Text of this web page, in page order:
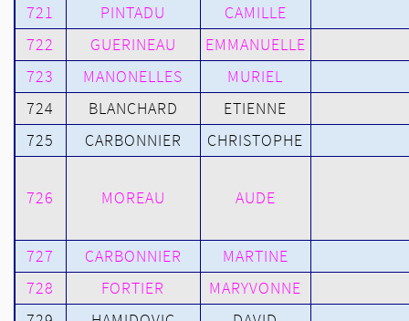
721
PINTADU
CAMILLE
722
GUERINEAU
EMMANUELLE
723
MANONELLES
MURIEL
724
BLANCHARD
ETIENNE
725
CARBONNIER CHRISTOPHE
726 MOREAU AUDE
727 CARBONNIER
MARTINE
728
FORTIER
MARYVONNE